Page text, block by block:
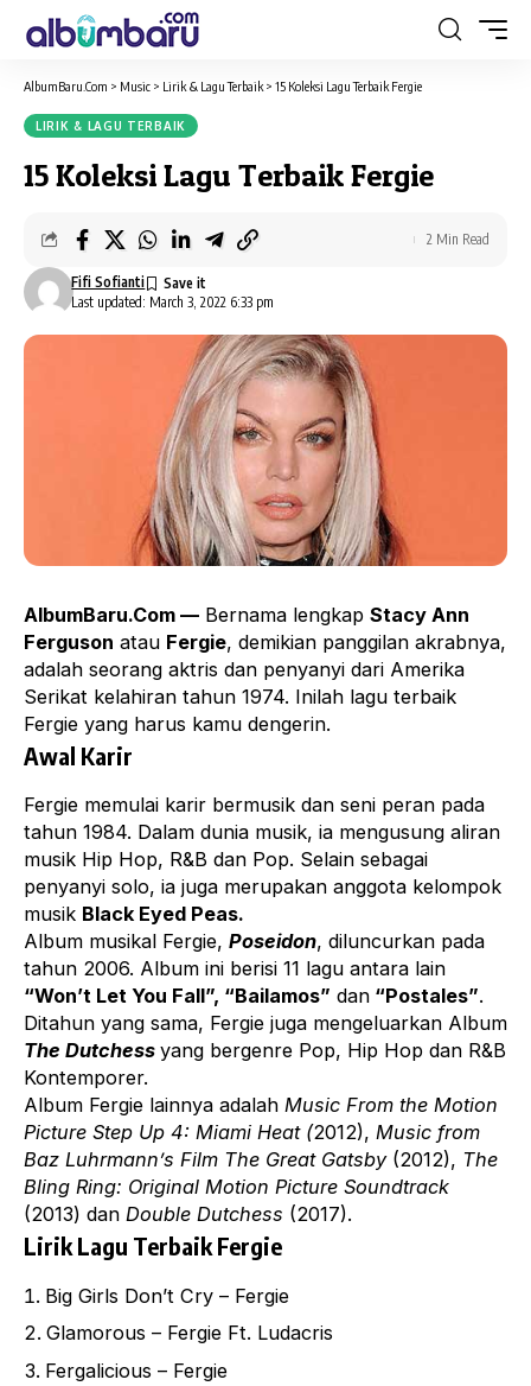
AlbumBaru.Com > Music > Lirik & Lagu Terbaik > 15 Koleksi Lagu Terbaik Fergie
LIRIK & LAGU TERBAIK
15 Koleksi Lagu Terbaik Fergie
Last updated: March 3, 2022 6:33 pm
Fifi Sofianti
2 Min Read
AlbumBaru.Com — Bernama lengkap Stacy Ann
Ferguson atau Fergie, demikian panggilan akrabnya,
adalah seorang aktris dan penyanyi dari Amerika
Serikat kelahiran tahun 1974. Inilah lagu terbaik
Fergie yang harus kamu dengerin.
Awal Karir
Fergie memulai karir bermusik dan seni peran pada
tahun 1984. Dalam dunia musik, ia mengusung aliran
musik Hip Hop, R&B dan Pop. Selain sebagai
penyanyi solo, ia juga merupakan anggota kelompok
musik Black Eyed Peas.
Album musikal Fergie, Poseidon, diluncurkan pada
tahun 2006. Album ini berisi 11 lagu antara lain
“Won’t Let You Fall”, “Bailamos” dan “Postales”.
Ditahun yang sama, Fergie juga mengeluarkan Album
The Dutchess yang bergenre Pop, Hip Hop dan R&B
Kontemporer.
Album Fergie lainnya adalah Music From the Motion
Picture Step Up 4: Miami Heat (2012), Music from
Baz Luhrmann’s Film The Great Gatsby(2012), The
Bling Ring: Original Motion Picture Soundtrack
(2013) dan Double Dutchess (2017).
Lirik Lagu Terbaik Fergie
Big Girls Don’t Cry – Fergie
Glamorous – Fergie Ft. Ludacris
Fergalicious – Fergie